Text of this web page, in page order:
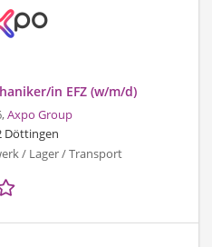
in EFZ (w/m/d)
Axpo Group
Döttingen
/ Lager / Transport